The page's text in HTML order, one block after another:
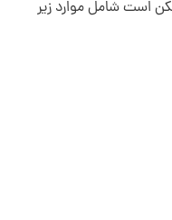
است شامل موارد زیر